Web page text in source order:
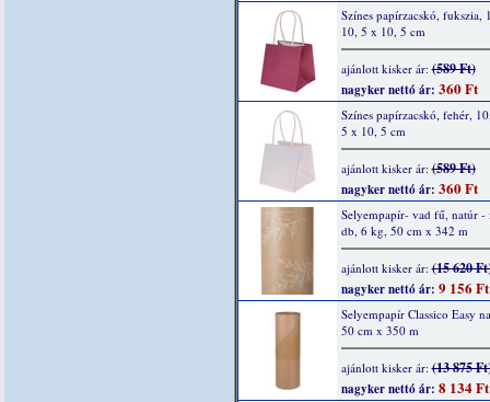
Színes papírzacskó, fukszia,
10, 5 x 10, 5 cm
ajánlott kisker ár:(589 Ft)
nagyker nettó ár: 360 Ft
Színes papírzacskó, fehér,
5 x 10, 5 cm
ajánlott kisker ár:(589 Ft)
nagyker nettó ár: 360 Ft
Selyempapír- vad fű, natúr -
db, 6 kg, 50 cm x 342 m
ajánlott kisker ár:(15 620
nagyker nettó ár: 9 156 Ft
Selyempapír Classico Easy
50 cm x 350 m
ajánlott kisker ár:(13 875
nagyker nettó ár: 8 134 Ft